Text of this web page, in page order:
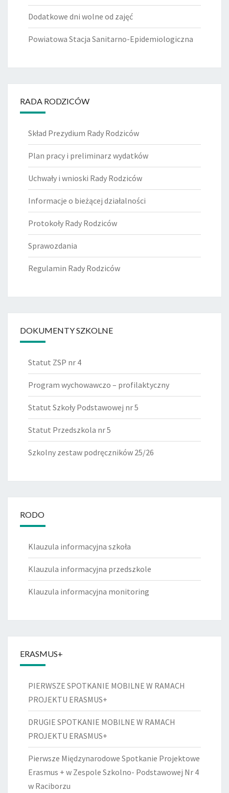
Dodatkowe dni wolne od zajęć
Powiatowa Stacja Sanitarno-Epidemiologiczna
RADA RODZICÓW
Skład Prezydium Rady Rodziców
Plan pracy i preliminarz wydatków
Uchwały i wnioski Rady Rodziców
Informacje o bieżącej działalności
Protokoły Rady Rodziców
Sprawozdania
Regulamin Rady Rodziców
DOKUMENTY SZKOLNE
Statut ZSP nr 4
Program wychowawczo – profilaktyczny
Statut Szkoły Podstawowej nr 5
Statut Przedszkola nr 5
Szkolny zestaw podręczników 25/26
RODO
Klauzula informacyjna szkoła
Klauzula informacyjna przedszkole
Klauzula informacyjna monitoring
ERASMUS+
PIERWSZE SPOTKANIE MOBILNE W RAMACH
PROJEKTU ERASMUS+
DRUGIE SPOTKANIE MOBILNE W RAMACH
PROJEKTU ERASMUS+
Pierwsze Międzynarodowe Spotkanie Projektowe
Erasmus + w Zespole Szkolno- Podstawowej Nr 4
w Raciborzu